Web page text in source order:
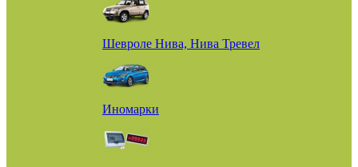
Шевроле Нива, Нива Тревел
Иномарки